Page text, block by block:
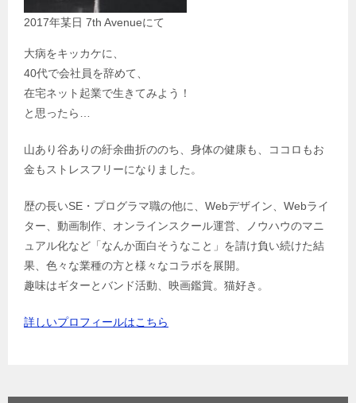
2017年某日 7th Avenueにて
大病をキッカケに、
40代で会社員を辞めて、
在宅ネット起業で生きてみよう！
と思ったら…
山あり谷ありの紆余曲折ののち、身体の健康も、ココロもお
金もストレスフリーになりました。
歴の長いSE・プログラマ職の他に、Webデザイン、Webライ
ター、動画制作、オンラインスクール運営、ノウハウのマニ
ュアル化など「なんか面白そうなこと」を請け負い続けた結
果、色々な業種の方と様々なコラボを展開。
趣味はギターとバンド活動、映画鑑賞。猫好き。
詳しいプロフィールはこちら